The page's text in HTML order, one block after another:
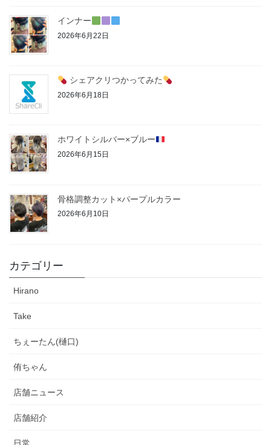
インナー
2026年6月22日
シェアクリつかってみた
2026年6月18日
ホワイトシルバー×ブルー
2026年6月15日
骨格調整カット×パープルカラー
2026年6月10日
カテゴリー
Hirano
Take
ちぇーたん(樋口)
侑ちゃん
店舗ニュース
店舗紹介